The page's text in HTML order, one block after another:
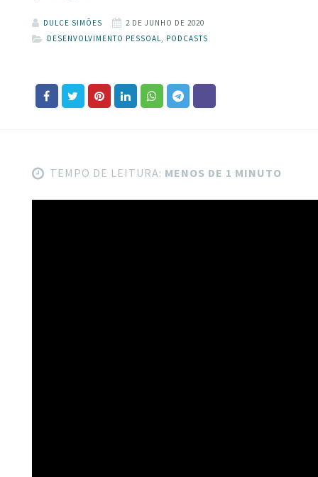
DULCE SIMÕES
2 DE JUNHO DE 2020
DESENVOLVIMENTO PESSOAL, PODCASTS
TEMPO DE LEITURA: MENOS DE 1 MINUTO